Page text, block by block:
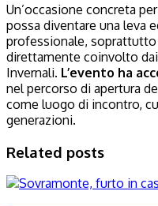
Un’occasione concreta
possa diventare una leva
professionale,
direttamente coinvolto
Invernali. L’evento ha
nel percorso di apertura
come luogo di incontro,
generazioni.
Related posts